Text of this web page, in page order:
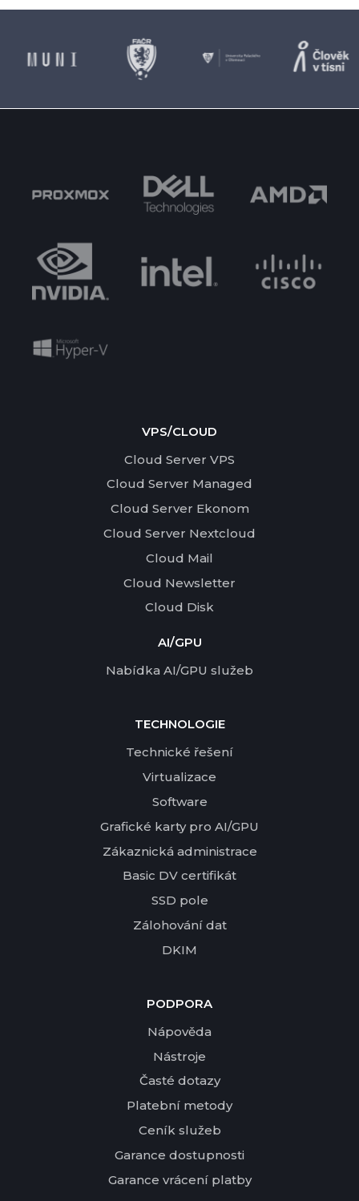
VPS/CLOUD
Cloud Server VPS
Cloud Server Managed
Cloud Server Ekonom
Cloud Server Nextcloud
Cloud Mail
Cloud Newsletter
Cloud Disk
AI/GPU
Nabídka AI/GPU služeb
TECHNOLOGIE
Technické řešení
Virtualizace
Software
Grafické karty pro AI/GPU
Zákaznická administrace
Basic DV certifikát
SSD pole
Zálohování dat
DKIM
PODPORA
Nápověda
Nástroje
Časté dotazy
Platební metody
Ceník služeb
Garance dostupnosti
Garance vrácení platby